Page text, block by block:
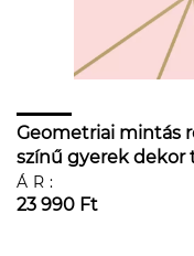
Geometriai mintás
színű gyerek dekor
ÁR:
23 990 Ft